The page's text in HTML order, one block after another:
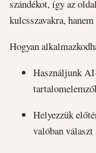
szándékot, így az
kulcsszavakra,
Hogyan
Használjunk
Helyezzük
valóban választ